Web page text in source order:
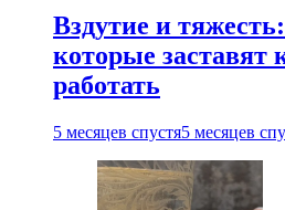
Вздутие и
которые заставят
работать
5 месяцев спустя5 месяцев